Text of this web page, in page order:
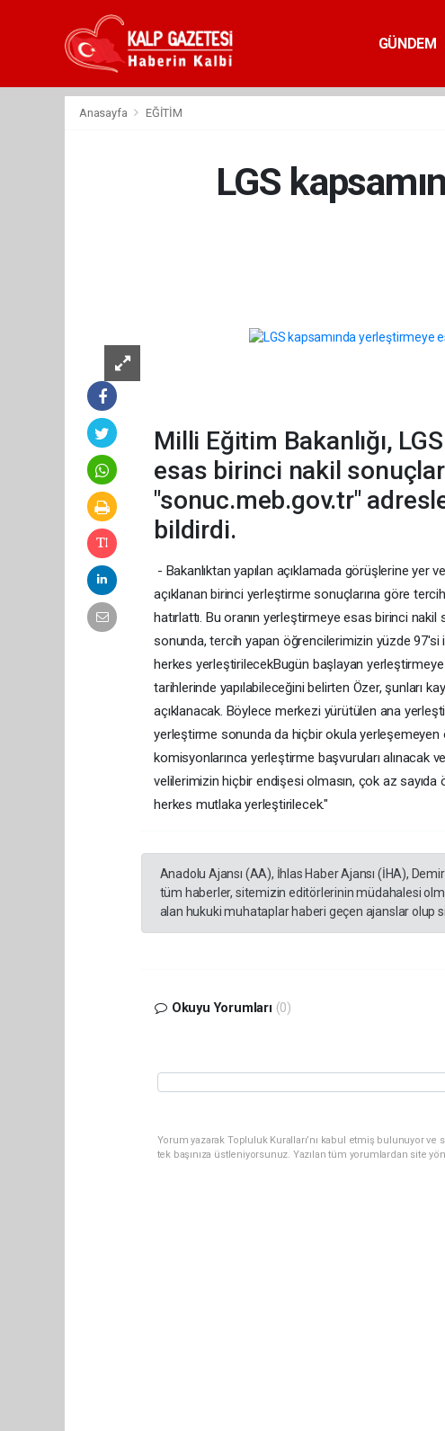
GÜNDEM
Anasayfa EĞİTİM
LGS
Milli Eğitim Bakanlığı,
esas birinci nakil
"sonuc.meb.gov.tr"
bildirdi.
- Bakanlıktan yapılan açıklamada görüşlerine yer
açıklanan birinci yerleştirme sonuçlarına göre
hatırlattı. Bu oranın yerleştirmeye esas birinci
sonunda, tercih yapan öğrencilerimizin yüzde 97'si
herkes yerleştirilecekBugün başlayan
tarihlerinde yapılabileceğini belirten Özer, şunları
açıklanacak. Böylece merkezi yürütülen ana
yerleştirme sonunda da hiçbir okula
komisyonlarınca yerleştirme başvuruları
velilerimizin hiçbir endişesi olmasın, çok az
herkes mutlaka yerleştirilecek."
Anadolu Ajansı (AA), İhlas Haber Ajansı (İHA),
tüm haberler, sitemizin editörlerinin müdahalesi
alan hukuki muhataplar haberi geçen ajanslar olup
Okuyu Yorumları (0)
Yorum yazarak Topluluk Kuralları’nı kabul etmiş bulunuyor
tek başınıza üstleniyorsunuz. Yazılan tüm yorumlardan site